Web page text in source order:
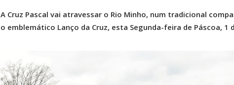
A Cruz Pascal vai atravessar o Rio Minho, num tradicional
o emblemático Lanço da Cruz, esta Segunda-feira de Páscoa, 1